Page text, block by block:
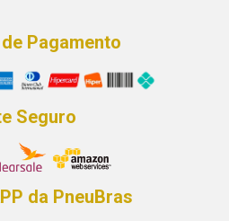
Pagamento
Seguro
da PneuBras